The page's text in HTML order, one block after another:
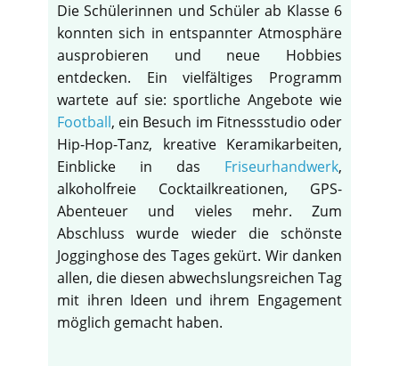
Die Schülerinnen und Schüler ab Klasse 6
konnten sich in entspannter Atmosphäre
ausprobieren und neue Hobbies
entdecken. Ein vielfältiges Programm
wartete auf sie: sportliche Angebote wie
Football, ein Besuch im Fitnessstudio oder
Hip-Hop-Tanz, kreative Keramikarbeiten,
Einblicke in das Friseurhandwerk,
alkoholfreie Cocktailkreationen, GPS-
Abenteuer und vieles mehr. Zum
Abschluss wurde wieder die schönste
Jogginghose des Tages gekürt. Wir danken
allen, die diesen abwechslungsreichen Tag
mit ihren Ideen und ihrem Engagement
möglich gemacht haben.